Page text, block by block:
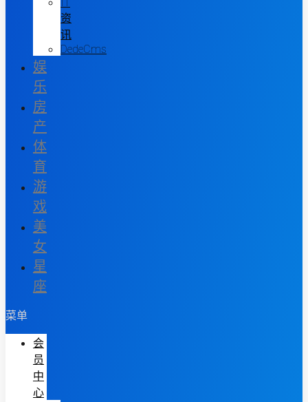
资
讯
DedeCms
娱
乐
房
产
体
育
游
戏
美
女
星
座
菜单
会
员
中
心